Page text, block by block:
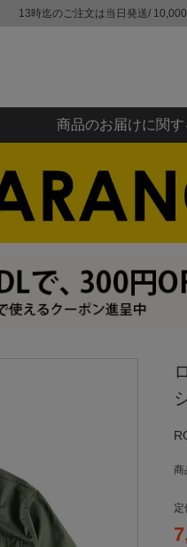
13時迄のご注文は当日発送/
商品のお届けに関
商
定